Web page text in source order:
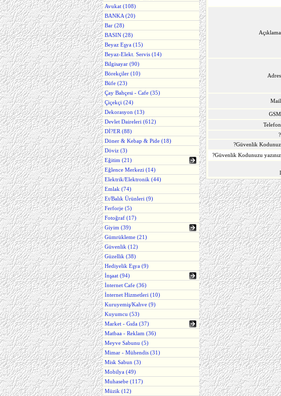
Avukat (108)
BANKA (20)
Bar (28)
BASIN (28)
Beyaz Eşya (15)
Beyaz-Elekt. Servis (14)
Bilgisayar (90)
Börekçiler (10)
Büfe (23)
Çay Bahçesi - Cafe (35)
Çiçekçi (24)
Dekorasyon (13)
Devlet Daireleri (612)
Dİ?ER (88)
Döner & Kebap & Pide (18)
Döviz (3)
Eğitim (21)
Eğlence Merkezi (14)
Elektrik/Elektronik (44)
Emlak (74)
Et/Balık Ürünleri (9)
Ferforje (5)
Fotoğraf (17)
Giyim (39)
Gümrükleme (21)
Güvenlik (12)
Güzellik (38)
Hediyelik Eşya (9)
İnşaat (94)
İnternet Cafe (36)
İnternet Hizmetleri (10)
Kuruyemiş/Kahve (9)
Kuyumcu (53)
Market - Gıda (37)
Matbaa - Reklam (36)
Meyve Sabunu (5)
Mimar - Mühendis (31)
Misk Sabun (3)
Mobilya (49)
Muhasebe (117)
Müzik (12)
Açıklama
Adres
Mail
GSM
Telefon
?
?Güvenlik Kodunuz
?Güvenlik Kodunuzu yazınız